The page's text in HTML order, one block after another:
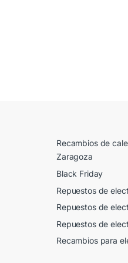
Recambios de
Zaragoza
Black Friday
Repuestos de
Repuestos de
Repuestos de
Recambios para